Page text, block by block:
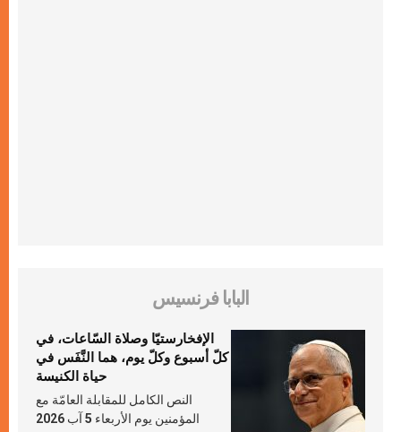
البابا فرنسيس
الإفخارستيّا وصلاة السّاعات، في
كلّ أسبوع وكلّ يوم، هما النَّفَس في
حياة الكنيسة
النص الكامل للمقابلة العامّة مع
المؤمنين يوم الأربعاء 5 آب 2026